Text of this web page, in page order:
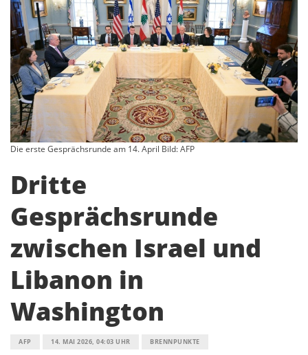
Die erste Gesprächsrunde am 14. April Bild: AFP
Dritte
Gesprächsrunde
zwischen Israel und
Libanon in
Washington
AFP 14. MAI 2026, 04:03 UHR BRENNPUNKTE